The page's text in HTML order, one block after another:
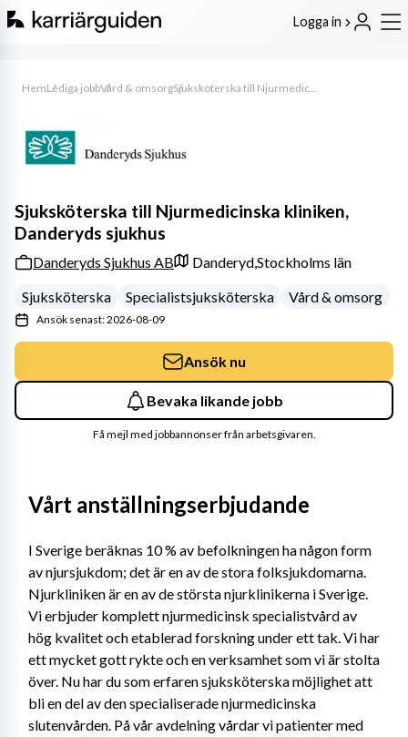
Logga in
HemLediga jobbVård & omsorg Sjuksköterska till Njurmedicinska kliniken, Danderyds sjukhus
Vårt anställningserbjudande
I Sverige beräknas 10 % av befolkningen ha någon form
av njursjukdom; det är en av de stora folksjukdomarna.
Njurkliniken är en av de största njurklinikerna i Sverige.
Vi erbjuder komplett njurmedicinsk specialistvård av
hög kvalitet och etablerad forskning under ett tak. Vi har
ett mycket gott rykte och en verksamhet som vi är stolta
över. Nu har du som erfaren sjuksköterska möjlighet att
bli en del av den specialiserade njurmedicinska
slutenvården. På vår avdelning vårdar vi patienter med
Sjuksköterska till Njurmedicinska kliniken,
Danderyds sjukhus
Danderyds Sjukhus AB Danderyd,Stockholms län
Sjuksköterska
Specialistsjuksköterska Vård & omsorg
Ansök senast: 2026-08-09
Ansök nu
Bevaka likande jobb
Få mejl med jobbannonser från arbetsgivaren.